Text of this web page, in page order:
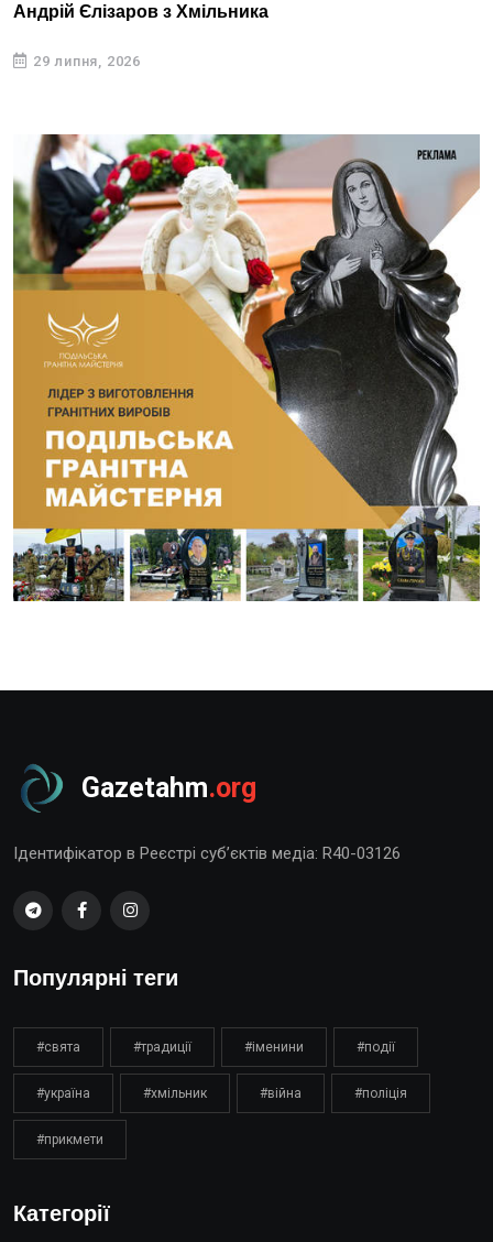
Андрій Єлізаров з Хмільника
29 липня, 2026
Gazetahm.org
Ідентифікатор в Реєстрі суб’єктів медіа: R40-03126
Популярні теги
#свята #традиції #іменини #події
#україна #хмільник #війна #поліція
#прикмети
Категорії